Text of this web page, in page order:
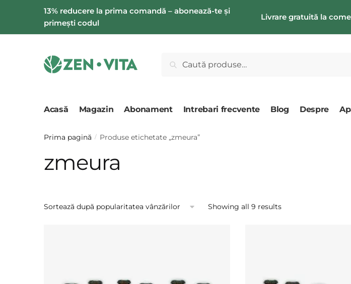
13% reducere la prima comandă – abonează-te și
primești codul
Livrare gratuită la
după:
Caută
Acasă Magazin Abonament Intrebari frecvente Blog Despre
Prima pagină / Produse etichetate „zmeura”
zmeura
Showing all 9 results